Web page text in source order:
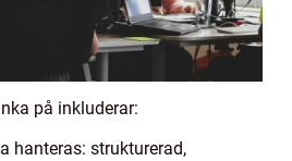
på inkluderar:
hanteras: strukturerad,